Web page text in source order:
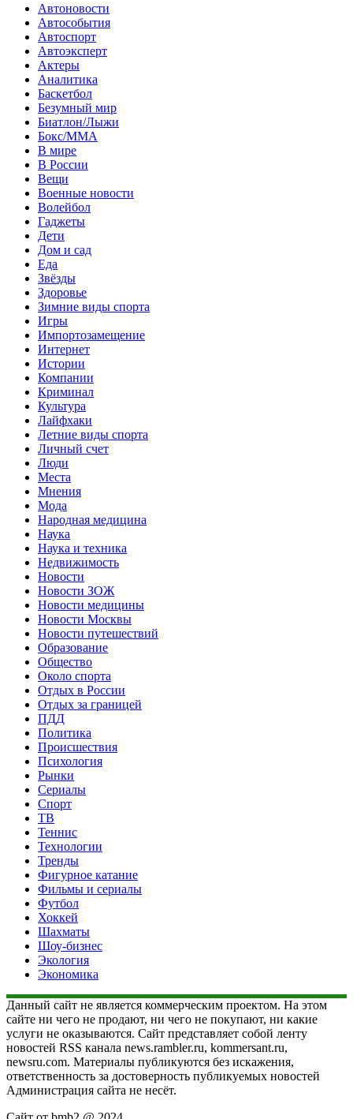
Автоновости
Автособытия
Автоспорт
Автоэксперт
Актеры
Аналитика
Баскетбол
Безумный мир
Биатлон/Лыжи
Бокс/MMA
В мире
В России
Вещи
Военные новости
Волейбол
Гаджеты
Дети
Дом и сад
Еда
Звёзды
Здоровье
Зимние виды спорта
Игры
Импортозамещение
Интернет
Истории
Компании
Криминал
Культура
Лайфхаки
Летние виды спорта
Личный счет
Люди
Места
Мнения
Мода
Народная медицина
Наука
Наука и техника
Недвижимость
Новости
Новости ЗОЖ
Новости медицины
Новости Москвы
Новости путешествий
Образование
Общество
Около спорта
Отдых в России
Отдых за границей
ПДД
Политика
Происшествия
Психология
Рынки
Сериалы
Спорт
ТВ
Теннис
Технологии
Тренды
Фигурное катание
Фильмы и сериалы
Футбол
Хоккей
Шахматы
Шоу-бизнес
Экология
Экономика
Данный сайт не является коммерческим проектом. На этом
сайте ни чего не продают, ни чего не покупают, ни какие
услуги не оказываются. Сайт представляет собой ленту
новостей RSS канала news.rambler.ru, kommersant.ru,
newsru.com. Материалы публикуются без искажения,
ответственность за достоверность публикуемых новостей
Администрация сайта не несёт.